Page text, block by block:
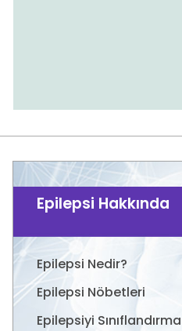
Epilepsi Hakkında
Epilepsi Nedir?
Epilepsi Nöbetleri
Epilepsiyi Sınıflandırma